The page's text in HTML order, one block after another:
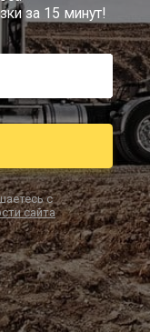
505-40-85
бесплатный
negabarit.ru
звонок
за 15 минут!
с
сайта